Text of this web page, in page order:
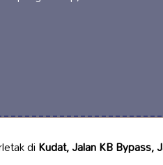
diKudat, Jalan KB Bypass,